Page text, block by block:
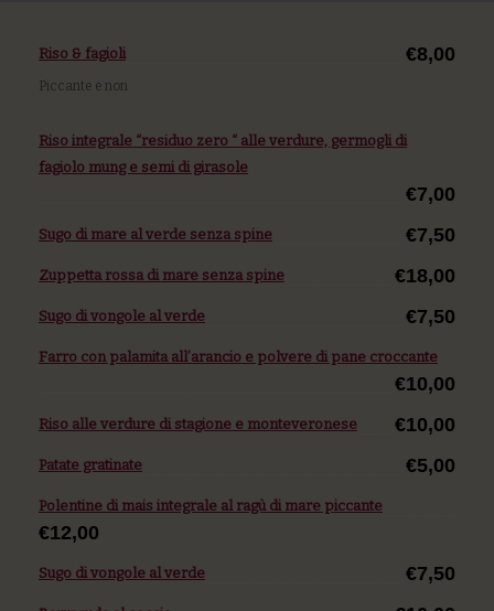
Riso & fagioli €8,00
Piccante e non
Riso integrale “residuo zero “ alle verdure, germogli di
fagiolo mung e semi di girasole
€7,00
Sugo di mare al verde senza spine €7,50
Zuppetta rossa di mare senza spine €18,00
Sugo di vongole al verde €7,50
Farro con palamita all’arancio e polvere di pane croccante
€10,00
Riso alle verdure di stagione e monteveronese €10,00
Patate gratinate €5,00
Polentine di mais integrale al ragù di mare piccante
€12,00
Sugo di vongole al verde €7,50